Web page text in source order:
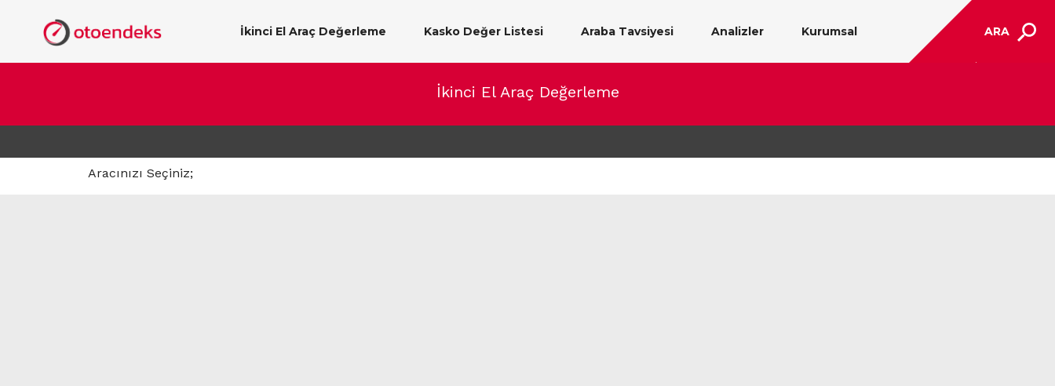
İkinci El Araç Değerleme Kasko Değer Listesi Araba Tavsiyesi Analizler Kurumsal ARA
İkinci El Araç Değerleme
Aracınızı Seçiniz;